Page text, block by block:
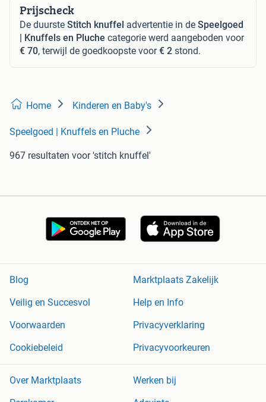
Prijscheck
De duurste Stitch knuffel advertentie in de Speelgoed
| Knuffels en Pluche categorie werd aangeboden voor
€ 70, terwijl de goedkoopste voor€ 2 stond.
Home Kinderen en Baby's
Speelgoed | Knuffels en Pluche
967 resultaten voor 'stitch knuffel'
Blog
Marktplaats Zakelijk
Veilig en Succesvol
Help en Info
Voorwaarden
Privacyverklaring
Cookiebeleid
Privacyvoorkeuren
Over Marktplaats
Werken bij